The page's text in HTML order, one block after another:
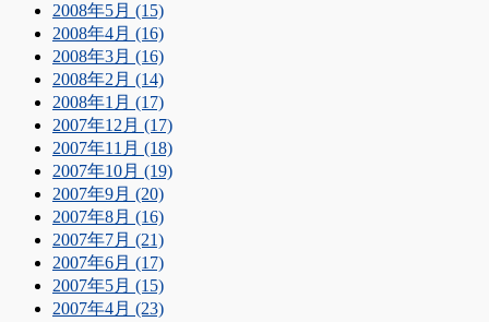
2008年5月 (15)
2008年4月 (16)
2008年3月 (16)
2008年2月 (14)
2008年1月 (17)
2007年12月 (17)
2007年11月 (18)
2007年10月 (19)
2007年9月 (20)
2007年8月 (16)
2007年7月 (21)
2007年6月 (17)
2007年5月 (15)
2007年4月 (23)